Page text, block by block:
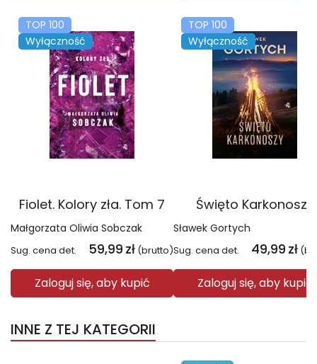
TOP 100
Wyłączność
Fiolet. Kolory zła. Tom 7
Małgorzata Oliwia Sobczak
Sug. cena det. 59,99 zł (brutto)
Zaloguj się, aby kupić
TOP 100
Wyłączność
Święto Karkonoszy
Sławek Gortych
Sug. cena det. 49,99 zł
Zaloguj się, aby kupić
INNE Z TEJ KATEGORII